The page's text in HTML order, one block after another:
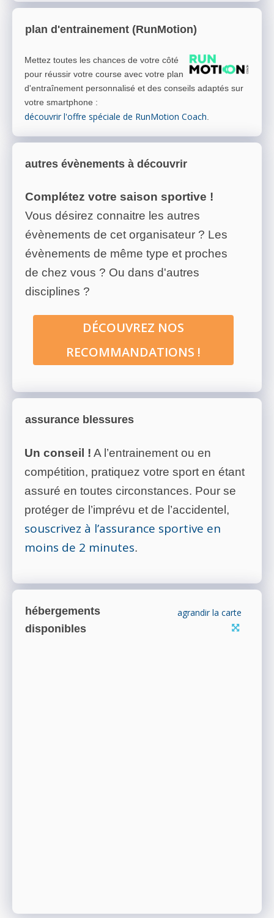
plan d'entrainement (RunMotion)
Mettez toutes les chances de votre côté
pour réussir votre course avec votre plan
d'entraînement personnalisé et des conseils adaptés sur
votre smartphone :
découvrir l'offre spéciale de RunMotion Coach.
autres évènements à découvrir
Complétez votre saison sportive !
Vous désirez connaitre les autres
évènements de cet organisateur ? Les
évènements de même type et proches
de chez vous ? Ou dans d'autres
disciplines ?
DÉCOUVREZ NOS
RECOMMANDATIONS !
assurance blessures
Un conseil ! A l’entrainement ou en
compétition, pratiquez votre sport en étant
assuré en toutes circonstances. Pour se
protéger de l’imprévu et de l’accidentel,
souscrivez à l’assurance sportive en
moins de 2 minutes.
hébergements
disponibles
agrandir la carte